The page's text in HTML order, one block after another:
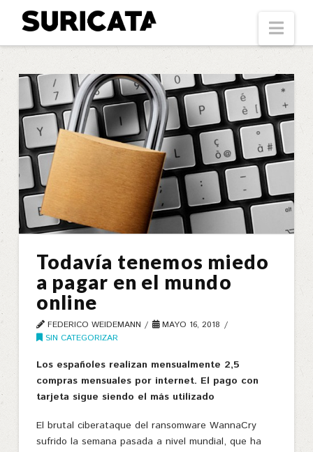
Suricata
Todavía tenemos miedo
a pagar en el mundo
online
FEDERICO WEIDEMANN
MAYO 16, 2018
SIN CATEGORIZAR
Los españoles realizan mensualmente 2,5
compras mensuales por internet. El pago con
tarjeta sigue siendo el más utilizado
El brutal ciberataque del ransomware WannaCry
sufrido la semana pasada a nivel mundial, que ha